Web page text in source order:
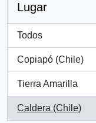
Lugar
Todos
Copiapó (Chile)
, 1 resultados
Tierra Amarilla
, 1 resultados
Caldera (Chile)
, 1 resultados